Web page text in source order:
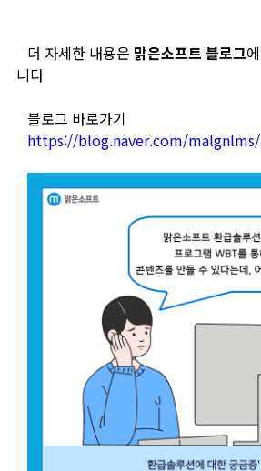
더 자세한 내용은 맑은소프트 블로그
니다
블로그 바로가기
https://blog.naver.com/